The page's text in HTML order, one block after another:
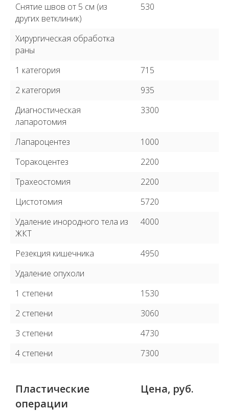
Снятие швов от 5 см (из
других ветклиник)
530
Хирургическая обработка
раны
1 категория
715
2 категория
935
Диагностическая
лапаротомия
3300
Лапароцентез
1000
Торакоцентез
2200
Трахеостомия
2200
Цистотомия
5720
Удаление инородного тела из
ЖКТ
4000
Резекция кишечника
4950
Удаление опухоли
1 степени
1530
2 степени
3060
3 степени
4730
4 степени
7300
Пластические
операции
Цена, руб.